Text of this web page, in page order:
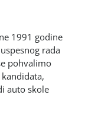
1991 godine
rada
pohvalimo
auto skole